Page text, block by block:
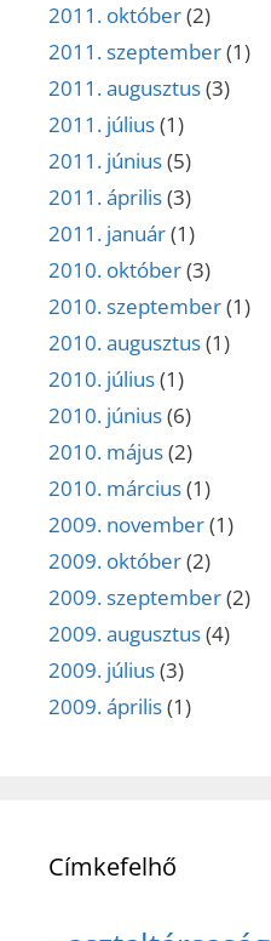
2011. október(2)
2011. szeptember(1)
2011. augusztus(3)
2011. július(1)
2011. június(5)
2011. április(3)
2011. január(1)
2010. október(3)
2010. szeptember(1)
2010. augusztus(1)
2010. július(1)
2010. június(6)
2010. május(2)
2010. március(1)
2009. november(1)
2009. október(2)
2009. szeptember(2)
2009. augusztus(4)
2009. július(3)
2009. április(1)
Címkefelhő